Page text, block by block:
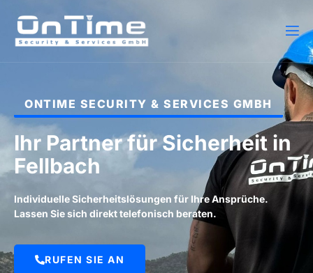
ONTIME SECURITY & SERVICES GMBH
Ihr Partner für Sicherheit in
Fellbach
Individuelle Sicherheitslösungen für Ihre Ansprüche.
Lassen Sie sich direkt telefonisch beraten.
RUFEN SIE AN